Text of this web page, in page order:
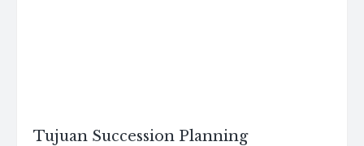
Tujuan Succession Planning